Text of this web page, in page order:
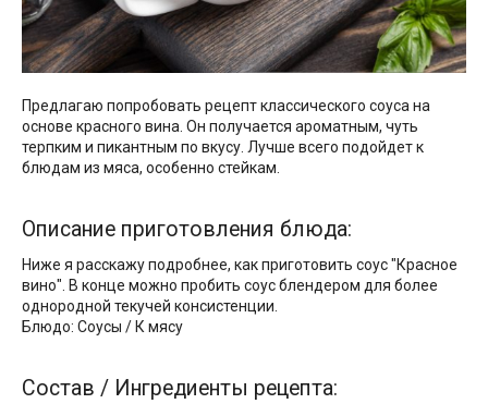
Предлагаю попробовать рецепт классического соуса на
основе красного вина. Он получается ароматным, чуть
терпким и пикантным по вкусу. Лучше всего подойдет к
блюдам из мяса, особенно стейкам.
Описание приготовления блюда:
Ниже я расскажу подробнее, как приготовить соус "Красное
вино". В конце можно пробить соус блендером для более
однородной текучей консистенции.
Блюдо: Соусы / К мясу
Состав / Ингредиенты рецепта: